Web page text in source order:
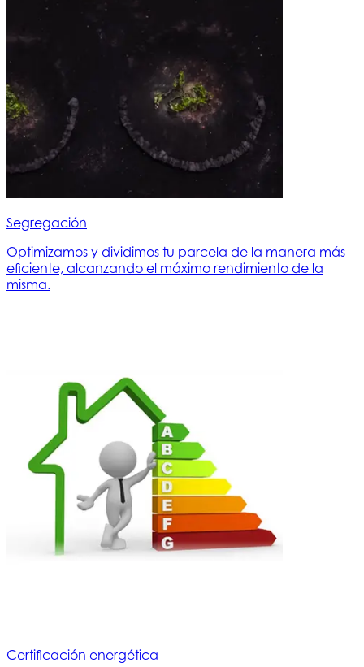
Segregación
Optimizamos y dividimos tu parcela de la manera más
eficiente, alcanzando el máximo rendimiento de la
misma.
Certificación energética